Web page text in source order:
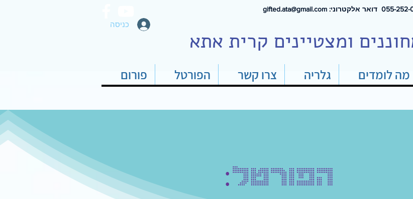
דואר אלקטרוני: gifted.ata@gmail.com
ומצטיינים קרית אתא
כניסה
מה לומדים גלריה צרו קשר הפורטל פורום
הפורטל: